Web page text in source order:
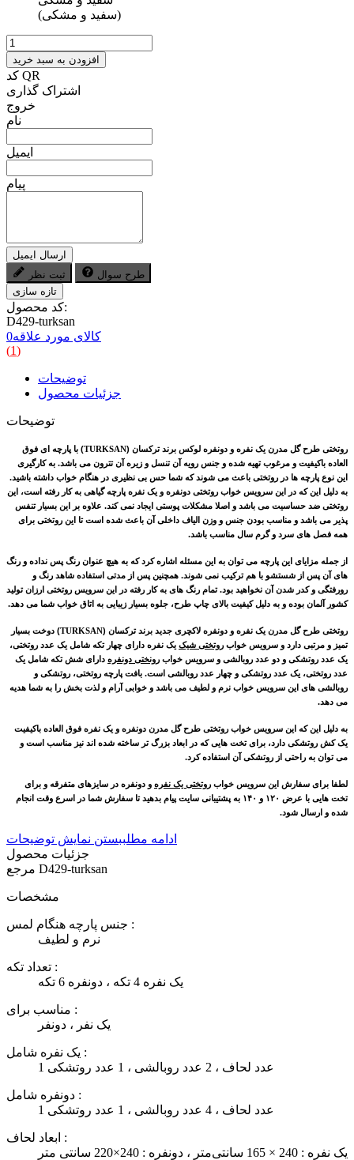
(سفید و مشکی)
افزودن به سبد خرید
کد QR
اشتراک گذاری
خروج
نام
ایمیل
پیام
ارسال ایمیل
ثبت نظر
طرح سوال
کد محصول:
D429-turksan
کالای مورد علاقه0
(1)
توضیحات
جزئیات محصول
توضیحات
روتختی طرح گل مدرن یک نفره و دونفره لوکس برند ترکسان (
TURKSAN) با پارچه ای فوق
العاده باکیفیت و مرغوب تهیه شده و جنس رویه آن تنسل و زیره آن تترون می باشد. به کارگیری
این نوع پارچه ها در روتختی باعث می شوند که شما حس بی نظیری در هنگام خواب داشته باشید.
به دلیل این که در این سرویس خواب روتختی دونفره و یک نفره پارچه گیاهی به کار رفته است، این
روتختی ضد حساسیت می باشد و اصلا مشکلات پوستی ایجاد نمی کند. علاوه بر این بسیار تنفس
پذیر می باشد و مناسب بودن جنس و وزن الیاف داخلی آن باعث شده است تا این روتختی برای
همه فصل های سرد و گرم سال مناسب باشد.
از جمله مزایای این پارچه می توان به این مسئله اشاره کرد که به هیچ عنوان رنگ پس نداده و رنگ
های آن پس از شستشو با هم ترکیب نمی شوند. همچنین پس از مدتی استفاده شاهد رنگ و
رورفتگی و کدر شدن آن نخواهید بود. تمام رنگ های به کار رفته در این سرویس روتختی ارزان تولید
کشور آلمان بوده و به دلیل کیفیت بالای چاپ طرح، جلوه بسیار زیبایی به اتاق خواب شما می دهد.
روتختی طرح گل مدرن یک نفره و دونفره لاکچری جدید برند ترکسان (TURKSAN
) دوخت بسیار
تمیز و مرتبی دارد و سرویس خوابروتختی شیک یک نفره دارای چهار تکه شامل یک عدد روتختی،
یک عدد روتشکی و دو عدد روبالشی و سرویس خوابرونختی دونفره دارای شش تکه شامل یک
عدد روتختی، یک عدد روتشکی و چهار عدد روبالشی است. بافت پارچه روتختی، روتشکی و
روبالشی های این سرویس خواب نرم و لطیف می باشد و خوابی آرام و لذت بخش را به شما هدیه
می دهد.
به دلیل این که این سرویس خواب روتختی طرح گل مدرن دونفره و یک نفره فوق العاده باکیفیت
یک کش روتشکی دارد، برای تخت هایی که در ابعاد بزرگ تر ساخته شده اند نیز مناسب است و
می توان به راحتی از روتشکی آن استفاده کرد.
لطفا برای سفارش این سرویس خوابروتختی یک نفره و دونفره در سایزهای متفرقه و برای
تخت هایی با عرض ۱۲۰ و ۱۴۰ به پشتیبانی سایت پیام بدهید تا سفارش شما در اسرع وقت انجام
شده و ارسال شود.
ادامه مطلببستن نمایش توضیحات
جزئیات محصول
D429-turksan
مشخصات
جنس پارچه هنگام لمس :
نرم و لطیف
تعداد تکه :
یک نفره 4 تکه ، دونفره 6 تکه
مناسب برای :
یک نفر ، دونفر
یک نفره شامل :
1 عدد لحاف ، 2 عدد روبالشی ، 1 عدد روتشکی
دونفره شامل :
1 عدد لحاف ، 4 عدد روبالشی ، 1 عدد روتشکی
ابعاد لحاف :
یک نفره : 240 × 165 سانتی‌متر ، دونفره : 240×220 سانتی متر